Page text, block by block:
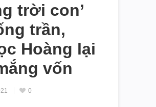
trời con’
trần,
Hoàng lại
vốn
0